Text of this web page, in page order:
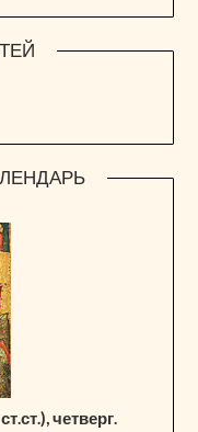
четверг.